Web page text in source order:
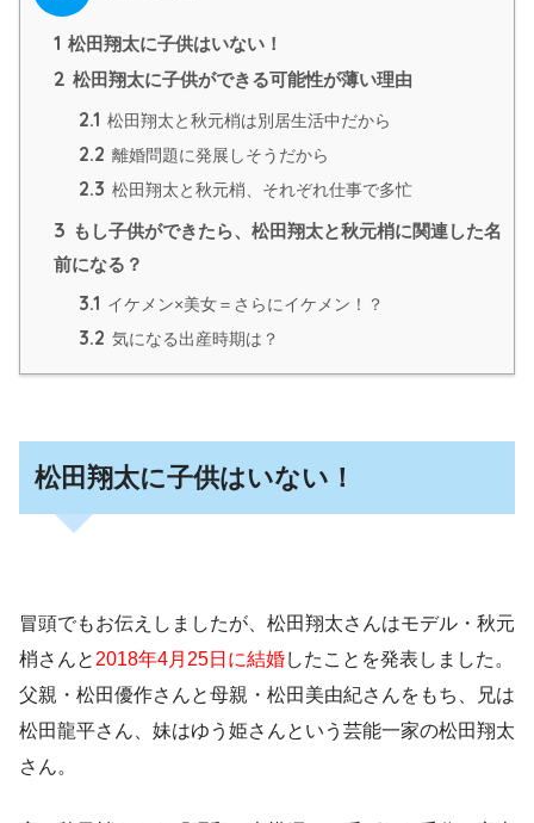
1 松田翔太に子供はいない！
2 松田翔太に子供ができる可能性が薄い理由
2.1 松田翔太と秋元梢は別居生活中だから
2.2 離婚問題に発展しそうだから
2.3 松田翔太と秋元梢、それぞれ仕事で多忙
3 もし子供ができたら、松田翔太と秋元梢に関連した名
前になる？
3.1 イケメン×美女＝さらにイケメン！？
3.2 気になる出産時期は？
松田翔太に子供はいない！
冒頭でもお伝えしましたが、 松田翔太さんはモデル・秋元
梢さんと 2018年4月25日に結婚したことを発表しました。
父親・松田優作さんと母親・松田美由紀さんをもち、兄は
松田龍平さん、妹はゆう姫さんという芸能一家の松田翔太
さん。